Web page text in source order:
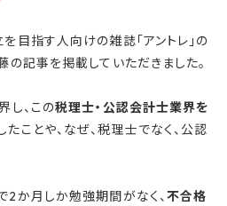
c
k
t
目指す人向けの雑誌「アントレ」の
記事を掲載していただきました。
し、この税理士・公認会計士業界を
たことや、なぜ、税理士でなく、公認
か月しか勉強期間がなく、不合格